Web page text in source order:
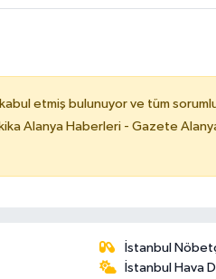
kabul etmiş bulunuyor ve tüm
Alanya Haberleri - Gazete
İstanbul
İstanbul Hava